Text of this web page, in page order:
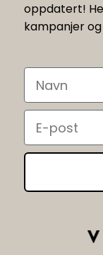
oppdatert!
kampanjer
Navn
Email